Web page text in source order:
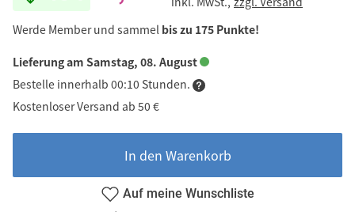
Werde Member und sammel bis zu 175 Punkte!
Lieferung am Samstag, 08. August
Bestelle innerhalb 00:10 Stunden.
Kostenloser Versand ab 50 €
In den Warenkorb
Auf meine Wunschliste